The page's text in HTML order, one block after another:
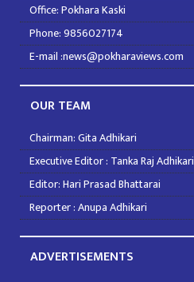
Office: Pokhara Kaski
Phone: 9856027174
E-mail :news@pokharaviews.com
OUR TEAM
Chairman: Gita Adhikari
Executive Editor : Tanka Raj Adhikari
Editor: Hari Prasad Bhattarai
Reporter : Anupa Adhikari
ADVERTISEMENTS